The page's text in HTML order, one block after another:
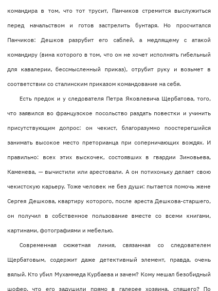
командира в том, что тот трусит, Панчиков стремится выслужиться
перед начальством и готов застрелить бунтаря. Но просчитался
Панчиков: Дешков разрубит его саблей, а медлящему с атакой
командиру (вина которого в том, что он не хочет исполнять гибельный
для кавалерии, бессмысленный приказ), отрубит руку и возьмет в
соответствии со сталинским приказом командование на себя.
Есть предок и у следователя Петра Яковлевича Щербатова, того,
что заявился во французское посольство раздать повестки и учинить
присутствующим допрос: он чекист, благоразумно поостерегшийся
занимать высокое место преторианца при соперничающих вождях. И
правильно: всех этих выскочек, состоявших в гвардии Зиновьева,
Каменева, — вычистили или арестовали. А он потихоньку делает свою
чекистскую карьеру. Тоже человек не без души: пытается помочь жене
Сергея Дешкова, квартиру которого, после ареста Дешкова-старшего,
он получил в собственное пользование вместе со всеми книгами,
картинами, фотографиями и мебелью.
Современная сюжетная линия, связанная со следователем
Щербатовым, содержит даже детективный элемент, правда, очень
вялый. Кто убил Мухаммеда Курбаева и зачем? Кому мешал безобидный
шофер, что его задушили прямо в галерее хозяина, спящего? По